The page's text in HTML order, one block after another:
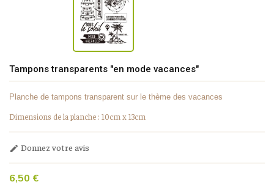
Tampons transparents "en mode vacances"
Planche de tampons transparent sur le thème des vacances
Dimensions de la planche : 10cm x 13cm
 Donnez votre avis
6,50 €